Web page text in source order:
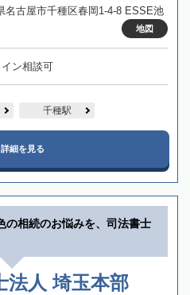
名古屋市千種区春岡1-4-8 ESSE池
地図
ン相談可
千種駅
詳細を見る
の相続のお悩みを、司法書士
法人 埼玉本部